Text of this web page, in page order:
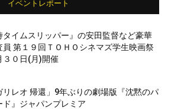
イベントレポート
タイムスリッパー』の安田監督など豪華
員 第１９回ＴＯＨＯシネマズ学生映画祭
３０日(月)開催
リレオ 帰還」9年ぶりの劇場版『沈黙のパ
ド』ジャパンプレミア